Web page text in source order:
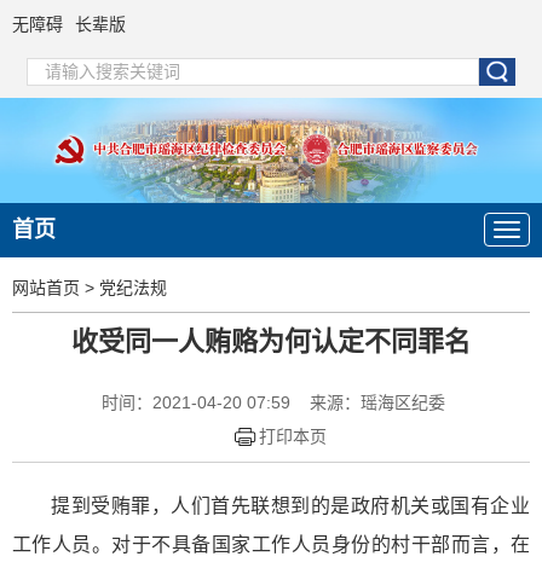
无障碍 长辈版
首页
网站首页 > 党纪法规
收受同一人贿赂为何认定不同罪名
时间：2021-04-20 07:59
来源：瑶海区纪委
打印本页
提到受贿罪，人们首先联想到的是政府机关或国有企业
工作人员。对于不具备国家工作人员身份的村干部而言，在